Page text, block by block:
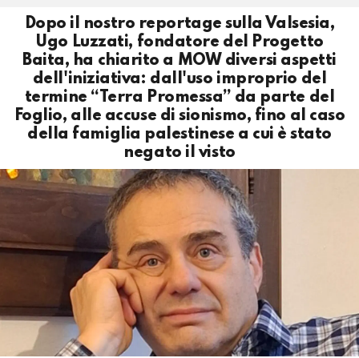
Dopo il nostro reportage sulla Valsesia,
Ugo Luzzati, fondatore del Progetto
Baita, ha chiarito a MOW diversi aspetti
dell'iniziativa: dall'uso improprio del
termine “Terra Promessa” da parte del
Foglio, alle accuse di sionismo, fino al caso
della famiglia palestinese a cui è stato
negato il visto